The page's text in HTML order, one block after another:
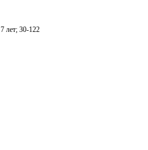
7 лет; 30-122